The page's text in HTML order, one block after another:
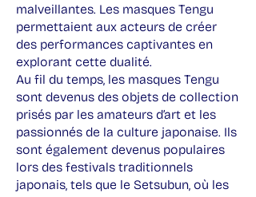
malveillantes. Les masques Tengu
permettaient aux acteurs de créer
des performances captivantes en
explorant cette dualité.
Au fil du temps, les masques Tengu
sont devenus des objets de collection
prisés par les amateurs d’art et les
passionnés de la culture japonaise. Ils
sont également devenus populaires
lors des festivals traditionnels
japonais, tels que le Setsubun, où les